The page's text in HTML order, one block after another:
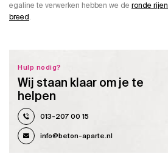
egaline te verwerken hebben we de ronde rijen
breed.
Hulp nodig?
Wij staan klaar om je te
helpen
013-207 00 15
info@beton-aparte.nl